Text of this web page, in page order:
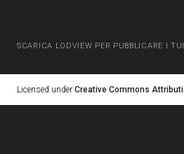
SCARICA LODVIEW PER PUBBLICARE I
Licensed under Creative Commons